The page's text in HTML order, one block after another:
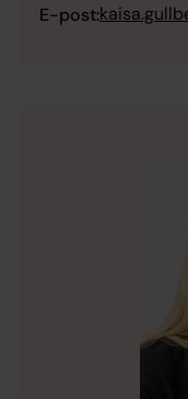
E-post: